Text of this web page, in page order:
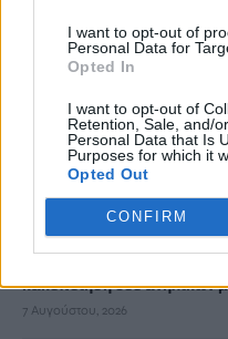
I want to opt-out of
Personal Data for
Opted In
I want to opt-out of
Retention, Sale, and/
Personal Data that Is
Purposes for which it
Opted Out
CONFIRM
Ισπανία: Απολιθώματα
Ευρωπαίοι ίσως ασκούσαν
Σοκαριστικές
ανατινάξω τον Μέσι με
7 Αυγούστου, 2026
ΗΠΑ: Δασκάλα χορού
κακοποίηση δύο ανήλικων
7 Αυγούστου, 2026